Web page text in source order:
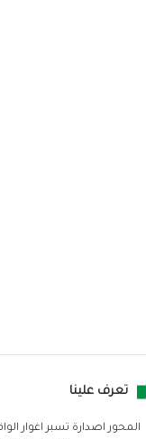
تعرف علينا
المحور اصدارة تسبر اغوار